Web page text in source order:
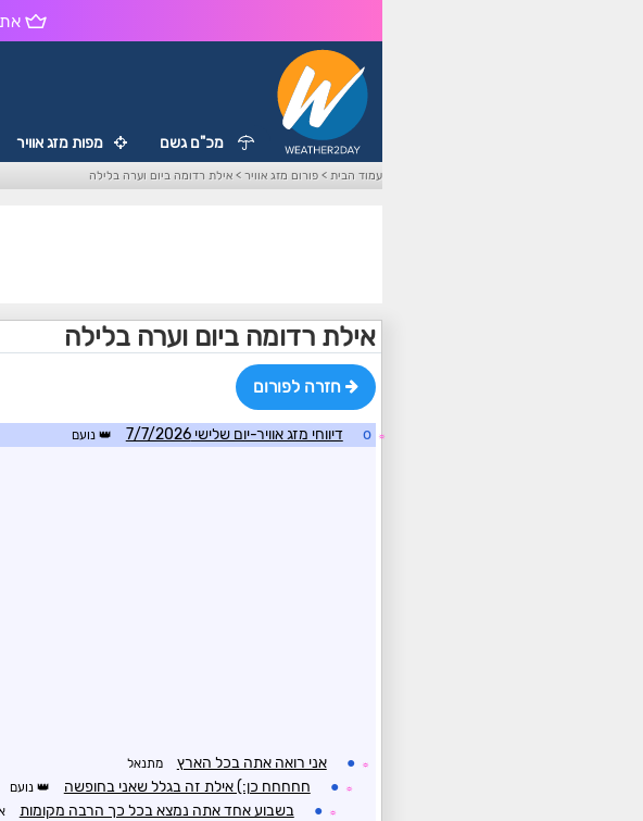
מכ"ם גשם מפות מזג אוויר
עמוד הבית >פורום מזג אוויר >אילת רדומה ביום וערה בלילה
אילת רדומה ביום וערה בלילה
חזרה לפורום
☼
o דיווחי מזג אוויר-יום שלישי 7/7/2026 נועם
☼
● אני רואה אתה בכל הארץ מתנאל
☼
● חחחחח כן:) אילת זה בגלל שאני בחופשה נועם
☼
● בשבוע אחד אתה נמצא בכל כך הרבה מקומות